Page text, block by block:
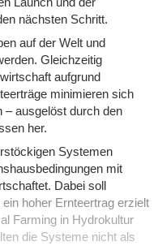
nächsten Schritt.
auf der Welt und
Gleichzeitig
aufgrund
minimieren sich
– ausgelöst durch den
her.
Systemen
mit
Dabei soll
hoher Ernteertrag erzielt
Farming in Hydrokultur
die Systeme nicht als